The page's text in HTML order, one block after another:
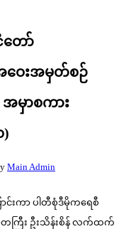
တော်
ဝေးအမှတ်စဉ်
အမှာစကား
)
Main Admin
းကာ ပါတီစုံဒီမိုကရေစီ
မတကြီး ဦးသိန်းစိန် လက်ထက်